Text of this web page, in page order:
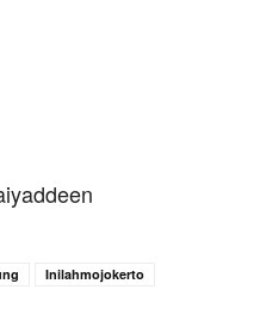
Inilahmojokerto